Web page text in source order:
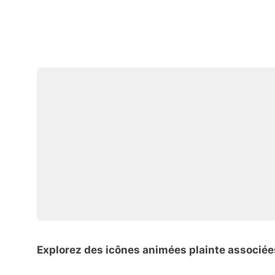
Explorez des icônes animées plainte